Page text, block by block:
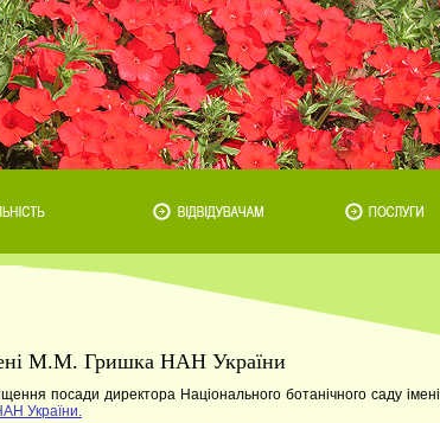
М.М. Гришка НАН України
посади директора Національного ботанічного саду імені
України.